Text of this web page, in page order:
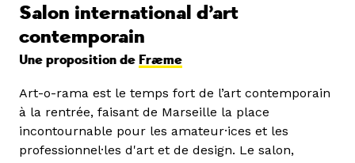
Salon international d’art
contemporain
Une proposition de Fræme
Art-o-rama est le temps fort de l’art contemporain
à la rentrée, faisant de Marseille la place
incontournable pour les amateur·ices et les
professionnel·les d'art et de design. Le salon,